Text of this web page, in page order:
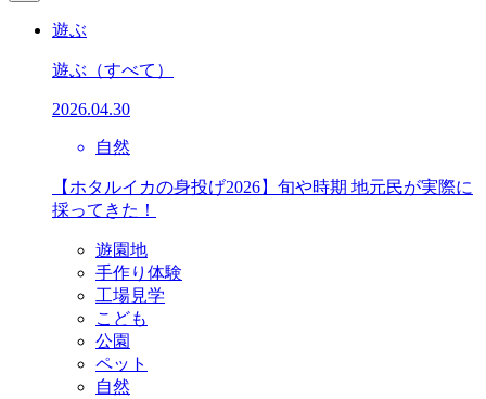
遊ぶ
遊ぶ （すべて）
2026.04.30
自然
【ホタルイカの身投げ2026】旬や時期 地元民が実際に
採ってきた！
遊園地
手作り体験
工場見学
こども
公園
ペット
自然